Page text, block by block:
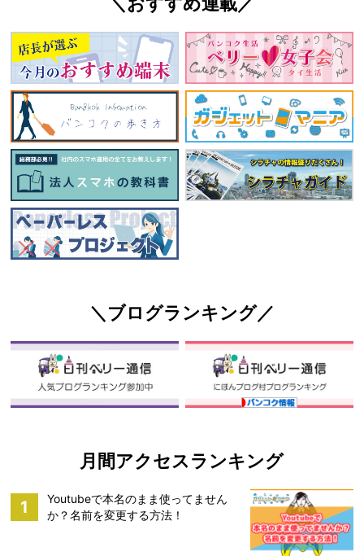
＼ブログランキング／
月間アクセスランキング
1
Youtubeで本名のまま使ってません
か？名前を変更する方法！